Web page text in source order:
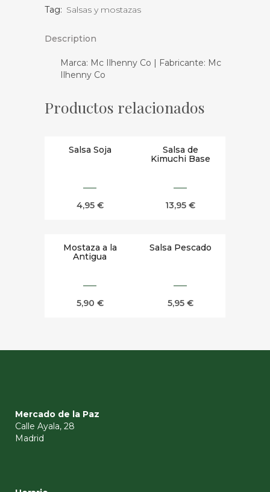
Tag: Salsas y mostazas
Description
Marca: Mc Ilhenny Co | Fabricante: Mc
Ilhenny Co
Productos relacionados
Salsa Soja
4,95 €
Salsa de
Kimuchi Base
13,95 €
Mostaza a la
Antigua
5,90 €
Salsa Pescado
5,95 €
Mercado de la Paz
Calle Ayala, 28
Madrid